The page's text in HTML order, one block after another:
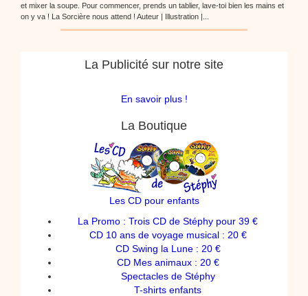
et mixer la soupe. Pour commencer, prends un tablier, lave-toi bien les mains et
on y va ! La Sorcière nous attend ! Auteur | Illustration |...
La Publicité sur notre site
En savoir plus !
La Boutique
Les CD pour enfants
La Promo : Trois CD de Stéphy pour 39 €
CD 10 ans de voyage musical : 20 €
CD Swing la Lune : 20 €
CD Mes animaux : 20 €
Spectacles de Stéphy
T-shirts enfants